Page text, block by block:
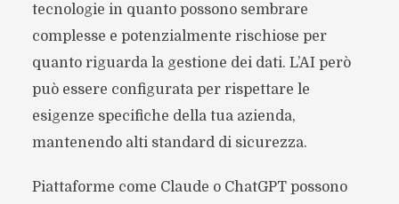
tecnologie in quanto possono sembrare
complesse e potenzialmente rischiose per
quanto riguarda la gestione dei dati. L’AI però
può essere configurata per rispettare le
esigenze specifiche della tua azienda,
mantenendo alti standard di sicurezza.
Piattaforme come Claude o ChatGPT possono